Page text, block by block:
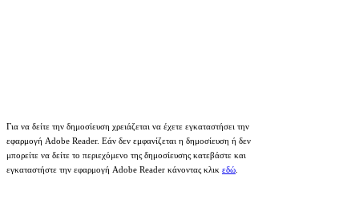
Για να δείτε την δημοσίευση χρειάζεται να έχετε εγκαταστήσει την
εφαρμογή Adobe Reader. Εάν δεν εμφανίζεται η δημοσίευση ή δεν
μπορείτε να δείτε το περιεχόμενο της δημοσίευσης κατεβάστε και
εγκαταστήστε την εφαρμογή Adobe Reader κάνοντας κλικ εδώ